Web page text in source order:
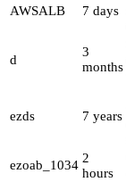
AWSALB 7 days
d
3
months
ezds 7 years
ezoab_1034 2
hours